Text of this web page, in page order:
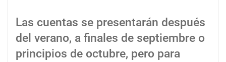
Las cuentas se presentarán después
del verano, a finales de septiembre o
principios de octubre, pero para